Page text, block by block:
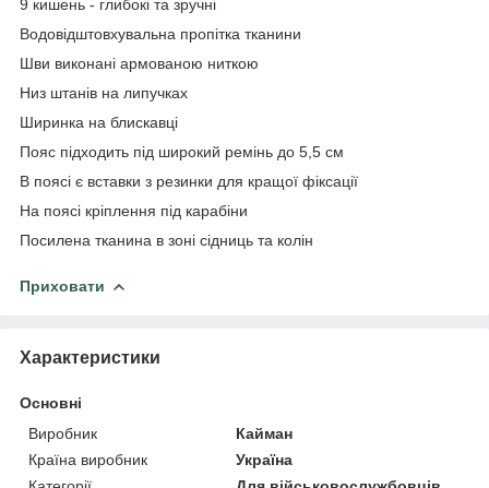
9 кишень - глибокі та зручні
Водовідштовхувальна пропітка тканини
Шви виконані армованою ниткою
Низ штанів на липучках
Ширинка на блискавці
Пояс підходить під широкий ремінь до 5,5 см
В поясі є вставки з резинки для кращої фіксації
На поясі кріплення під карабіни
Посилена тканина в зоні сідниць та колін
Приховати
Характеристики
Основні
Виробник
Кайман
Країна виробник
Україна